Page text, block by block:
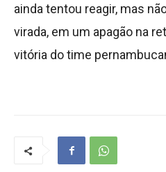
ainda tentou reagir, mas
virada, em um apagão na
vitória do time